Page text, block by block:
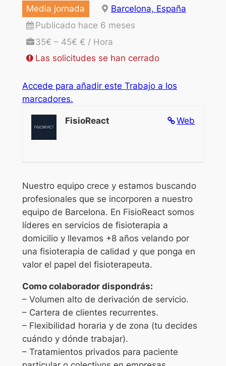
Media jornada
Barcelona, España
Publicado hace 6 meses
35€ – 45€ € / Hora
Las solicitudes se han cerrado
Accede para añadir este Trabajo a los
marcadores.
Web
FisioReact
Nuestro equipo crece y estamos buscando
profesionales que se incorporen a nuestro
equipo de Barcelona. En FisioReact somos
líderes en servicios de fisioterapia a
domicilio y llevamos +8 años velando por
una fisioterapia de calidad y que ponga en
valor el papel del fisioterapeuta.
Como colaborador dispondrás:
– Volumen alto de derivación de servicio.
– Cartera de clientes recurrentes.
– Flexibilidad horaria y de zona (tu decides
cuándo y dónde trabajar).
– Tratamientos privados para paciente